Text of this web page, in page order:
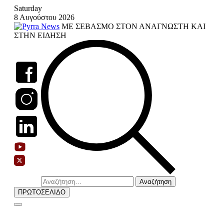
Skip
content
Saturday
8 Αυγούστου 2026
ΜΕ ΣΕΒΑΣΜΟ ΣΤΟΝ ΑΝΑΓΝΩΣΤΗ ΚΑΙ
ΣΤΗΝ ΕΙΔΗΣΗ
Αναζήτηση
για:
ΠΡΩΤΟΣΕΛΙΔΟ